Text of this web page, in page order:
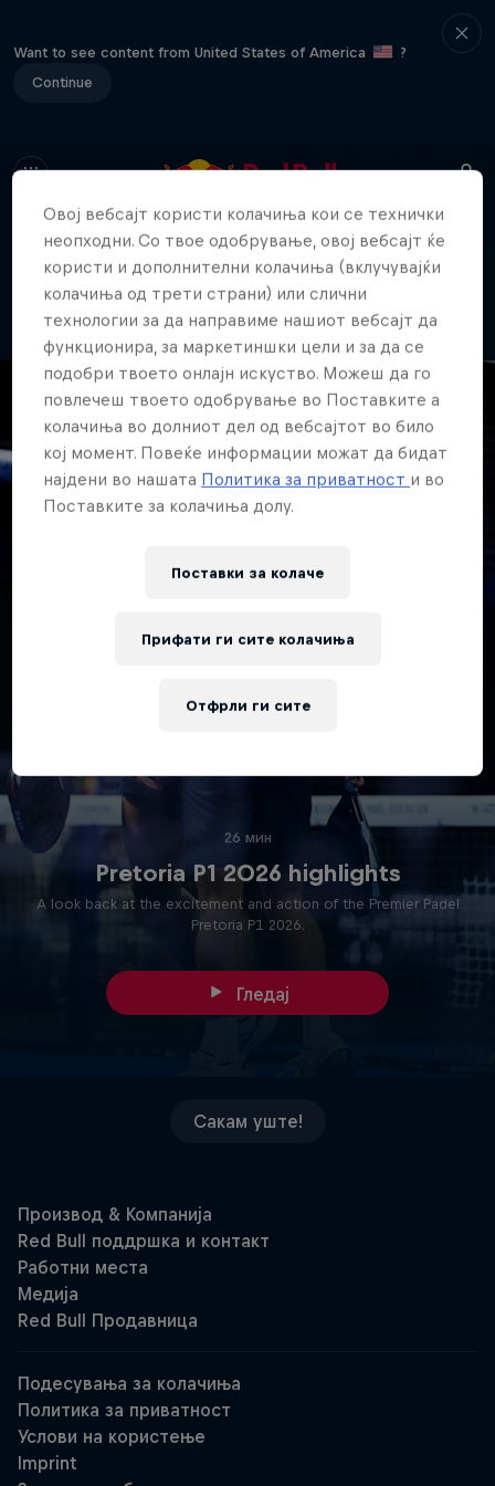
Want to see content from United States of America
?
Continue
404
Ова е непријатно... Каде отиде
страницата?!
26 мин
Pretoria P1 2026 highlights
A look back at the excitement and action of the Premier Padel
Pretoria P1 2026.
Гледај
Сакам уште!
Овој вебсајт користи колачиња кои се технички
неопходни. Со твое одобрување, овој вебсајт ќе
користи и дополнителни колачиња (вклучувајќи
колачиња од трети страни) или слични
технологии за да направиме нашиот вебсајт да
функционира, за маркетиншки цели и за да се
подобри твоето онлајн искуство. Можеш да го
повлечеш твоето одобрување во Поставките а
колачиња во долниот дел од вебсајтот во било
кој момент. Повеќе информации можат да бидат
најдени во нашата Политика за приватност и во
Поставките за колачиња долу.
Поставки за колачe
Отфрли ги сите
Прифати ги сите колачиња